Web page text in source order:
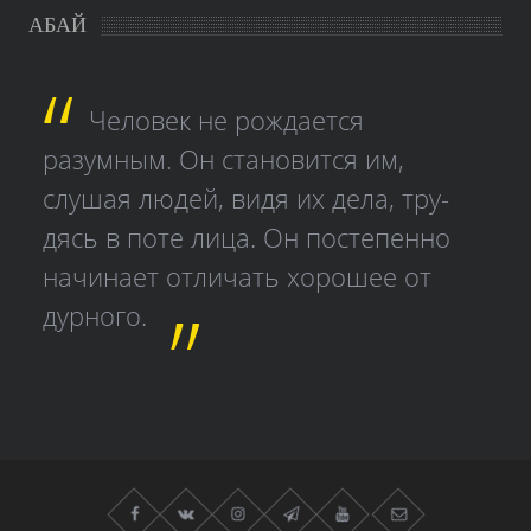
АБАЙ
Человек не рождается
разумным. Он становится им,
слушая людей, видя их дела, тру­
дясь в поте лица. Он постепенно
начинает отличать хорошее от
дурного.